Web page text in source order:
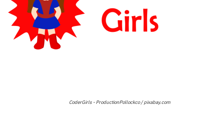
CoderGirls - ProductionPollockco / pixabay.com